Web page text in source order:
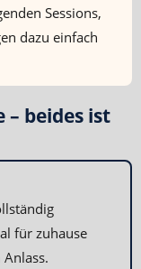
Sessions,
dazu einfach
– beides ist
für zuhause